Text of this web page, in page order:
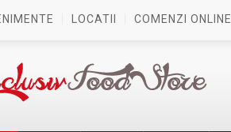
LOCATII COMENZI ONLINE